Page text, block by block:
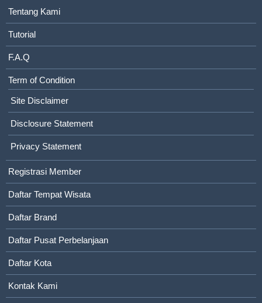
Tentang Kami
Tutorial
F.A.Q
Term of Condition
Site Disclaimer
Disclosure Statement
Privacy Statement
Registrasi Member
Daftar Tempat Wisata
Daftar Brand
Daftar Pusat Perbelanjaan
Daftar Kota
Kontak Kami